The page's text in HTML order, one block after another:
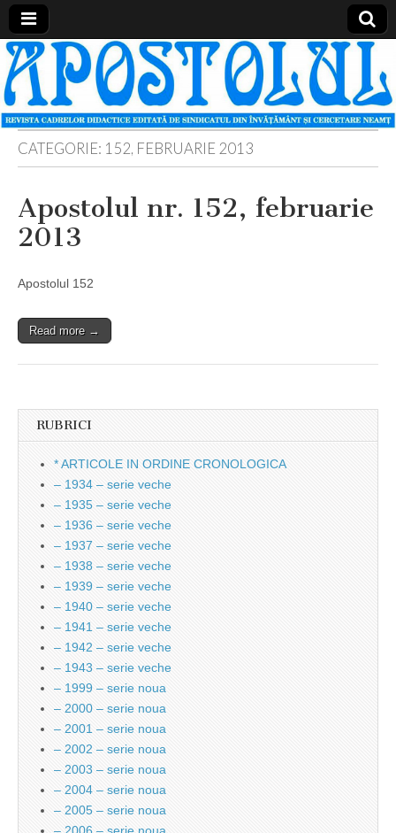
Apostolul
Revista
cadrelor
didactice
din
judetul
Neamt
CATEGORIE: 152, FEBRUARIE 2013
Apostolul nr. 152, februarie
2013
Apostolul 152
Read more →
RUBRICI
* ARTICOLE IN ORDINE CRONOLOGICA
– 1934 – serie veche
– 1935 – serie veche
– 1936 – serie veche
– 1937 – serie veche
– 1938 – serie veche
– 1939 – serie veche
– 1940 – serie veche
– 1941 – serie veche
– 1942 – serie veche
– 1943 – serie veche
– 1999 – serie noua
– 2000 – serie noua
– 2001 – serie noua
– 2002 – serie noua
– 2003 – serie noua
– 2004 – serie noua
– 2005 – serie noua